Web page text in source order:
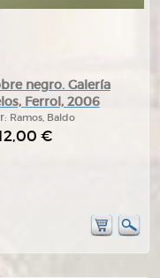
negro. Galería
Ferrol, 2006
Ramos, Baldo
€